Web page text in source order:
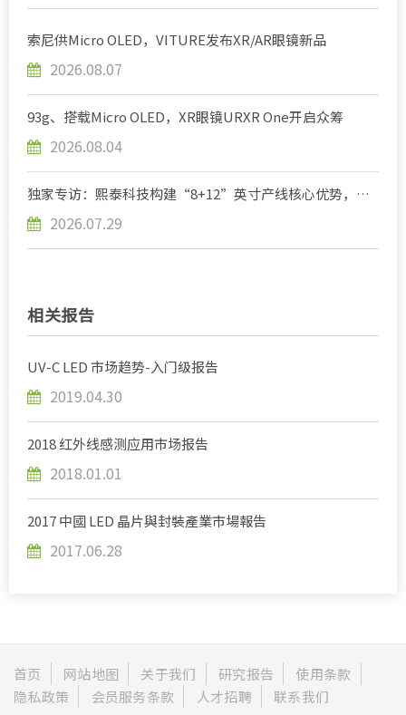
索尼供Micro OLED，VITURE发布XR/AR眼镜新品
2026.08.07
93g、搭载Micro OLED，XR眼镜URXR One开启众筹
2026.08.04
独家专访：熙泰科技构建“8+12”英寸产线核心优势，应
2026.07.29
相关报告
UV-C LED 市场趋势-入门级报告
2019.04.30
2018 红外线感测应用市场报告
2018.01.01
2017 中國 LED 晶片與封裝產業市場報告
2017.06.28
首页 网站地图 关于我们 研究报告
使用条款
隐私政策
会员服务条款 人才招聘 联系我们